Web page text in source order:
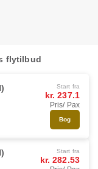
flytilbud
Start fra
kr. 237.1
Pris/ Pax
Bog
Start fra
kr. 282.53